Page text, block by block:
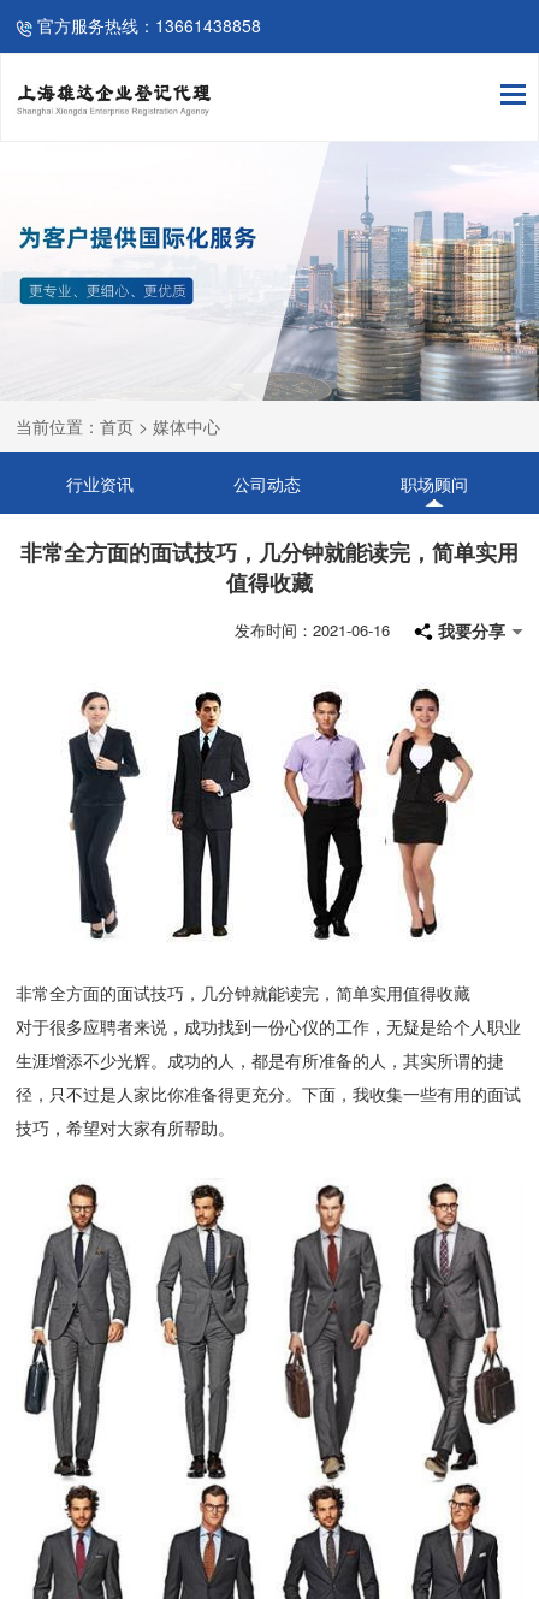
官方服务热线：13661438858
当前位置：首页 > 媒体中心
行业资讯 公司动态 职场顾问
非常全方面的面试技巧，几分钟就能读完，简单实用
值得收藏
发布时间：2021-06-16 我要分享
非常全方面的面试技巧，几分钟就能读完，简单实用值得收藏
对于很多应聘者来说，成功找到一份心仪的工作，无疑是给个人职业
生涯增添不少光辉。成功的人，都是有所准备的人，其实所谓的捷
径，只不过是人家比你准备得更充分。下面，我收集一些有用的面试
技巧，希望对大家有所帮助。